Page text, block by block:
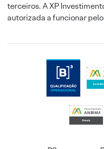
terceiros. A XP
autorizada a funcionar